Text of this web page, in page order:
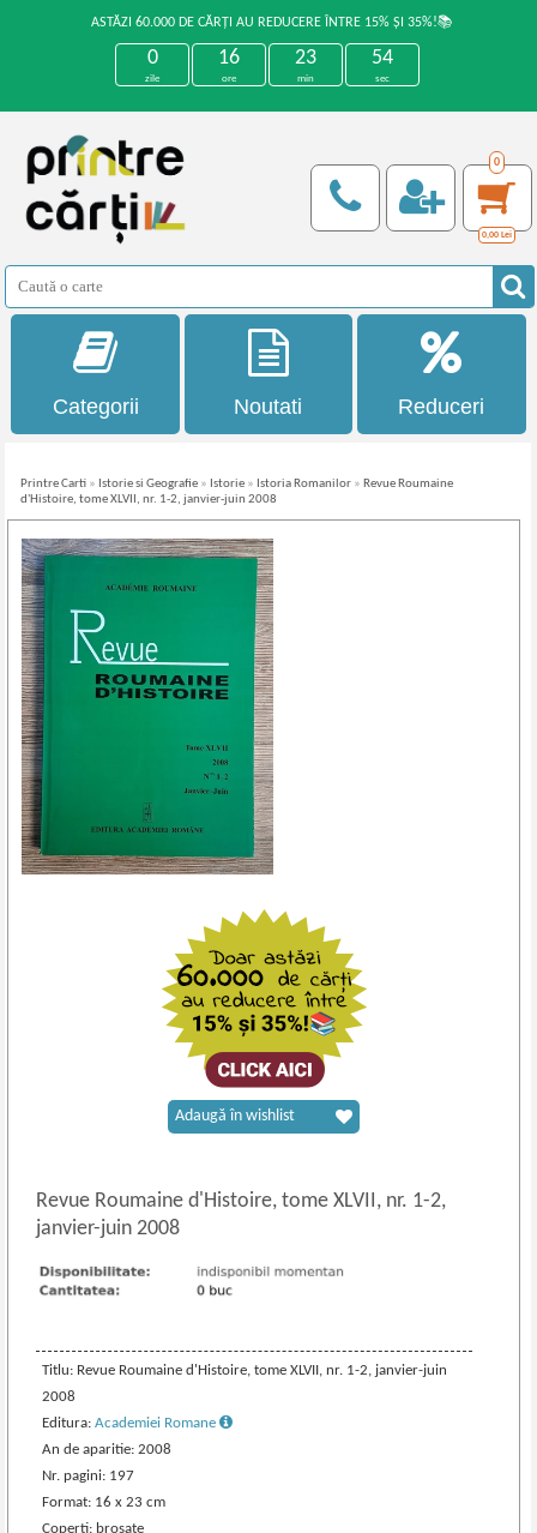
ASTĂZI 60.000 DE CĂRȚI AU REDUCERE ÎNTRE 15% ȘI 35%!📚
0
zile
16
ore
23
min
54
sec
0
0,00 Lei
Categorii Noutati Reduceri
Printre Carti » Istorie si Geografie » Istorie » Istoria Romanilor » Revue Roumaine
d'Histoire, tome XLVII, nr. 1-2, janvier-juin 2008
Revue Roumaine d'Histoire, tome XLVII, nr. 1-2,
janvier-juin 2008
Titlu: Revue Roumaine d'Histoire, tome XLVII, nr. 1-2, janvier-juin
2008
Editura:Academiei Romane
An de aparitie: 2008
Nr. pagini: 197
Format: 16 x 23 cm
Coperti: brosate
Adaugă în wishlist